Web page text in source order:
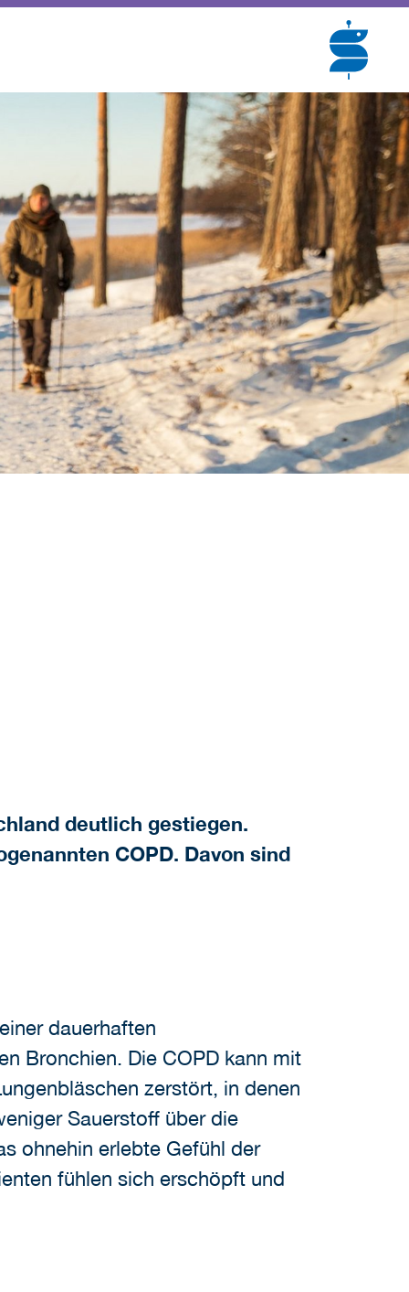
deutlich gestiegen.
COPD. Davon sind
dauerhaften
Bronchien. Die COPD kann mit
zerstört, in denen
Sauerstoff über die
ohnehin erlebte Gefühl der
fühlen sich erschöpft und